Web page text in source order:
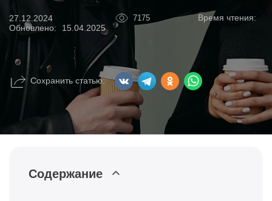
27.12.2024 7175
Время чтения:
Обновлено:
15.04.2025
Сохранить статью:
Содержание